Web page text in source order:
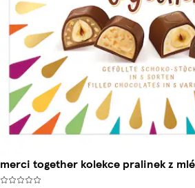
merci together kolekce pralinek z